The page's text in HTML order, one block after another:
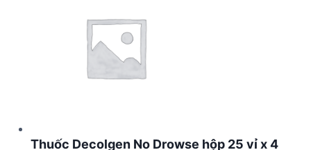
Thuốc Decolgen No Drowse hộp 25 vỉ x 4